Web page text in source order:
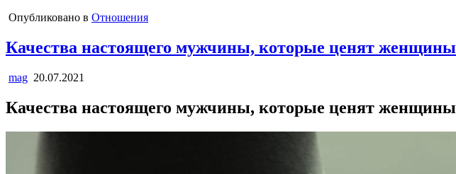
Опубликовано в Отношения
Качества настоящего мужчины, которые ценят женщины
mag 20.07.2021
Качества настоящего мужчины, которые ценят женщины